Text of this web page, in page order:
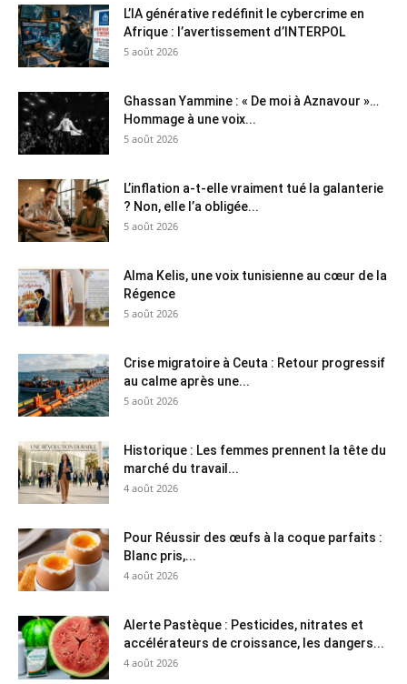
L’IA générative redéfinit le cybercrime en
Afrique : l’avertissement d’INTERPOL
5 août 2026
Ghassan Yammine : « De moi à Aznavour »…
Hommage à une voix...
5 août 2026
L’inflation a-t-elle vraiment tué la galanterie
? Non, elle l’a obligée...
5 août 2026
Alma Kelis, une voix tunisienne au cœur de la
Régence
5 août 2026
Crise migratoire à Ceuta : Retour progressif
au calme après une...
5 août 2026
Historique : Les femmes prennent la tête du
marché du travail...
4 août 2026
Pour Réussir des œufs à la coque parfaits :
Blanc pris,...
4 août 2026
Alerte Pastèque : Pesticides, nitrates et
accélérateurs de croissance, les dangers...
4 août 2026